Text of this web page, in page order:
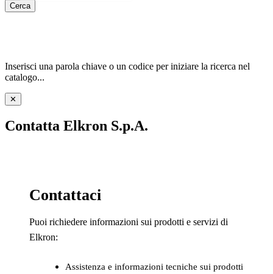
Cerca
Inserisci una parola chiave o un codice per iniziare la ricerca nel
catalogo...
✕
Contatta Elkron S.p.A.
Contattaci
Puoi richiedere informazioni sui prodotti e servizi di
Elkron:
Assistenza e informazioni tecniche sui prodotti